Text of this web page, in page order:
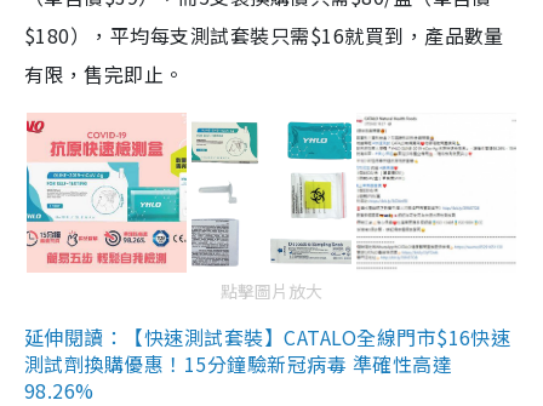
$180），平均每支測試套裝只需$16就買到，產品數量
有限，售完即止。
點擊圖片放大
延伸閱讀：【快速測試套裝】CATALO全線門市$16快速
測試劑換購優惠！15分鐘驗新冠病毒 準確性高達
98.26%